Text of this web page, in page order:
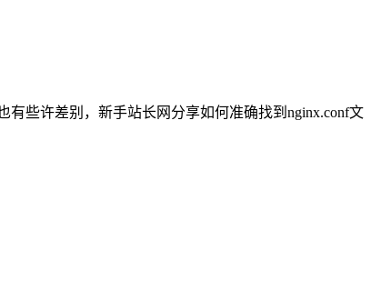
有些许差别，新手站长网分享如何准确找到nginx.conf文